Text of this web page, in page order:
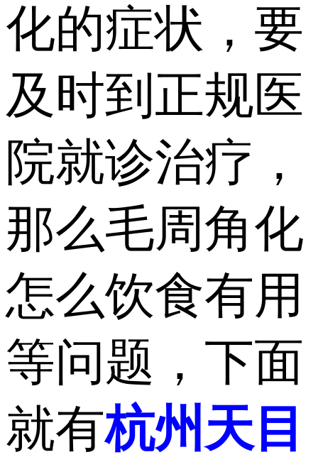
化的症状，要
及时到正规医
院就诊治疗，
那么毛周角化
怎么饮食有用
等问题，下面
就有杭州天目